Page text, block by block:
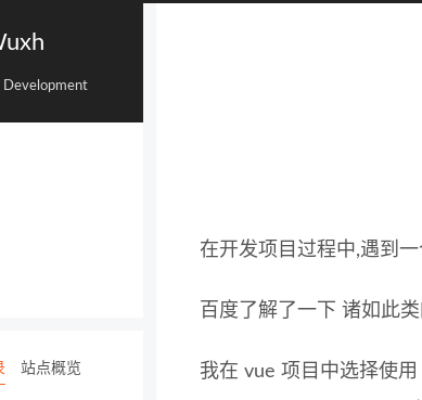
Development
在开发项目过程中,遇到
百度了解了一下 诸如此
我在 vue 项目中选择使用
站点概览